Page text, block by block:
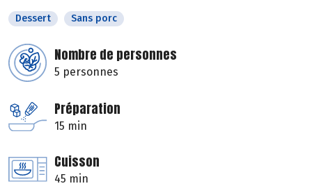
Dessert Sans porc
Nombre de personnes
5 personnes
Préparation
15 min
Cuisson
45 min